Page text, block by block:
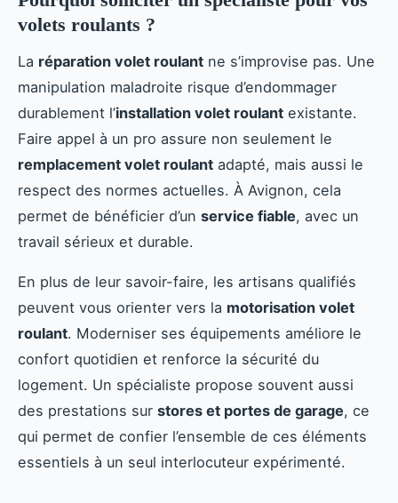
volets roulants ?
La réparation volet roulant ne s’improvise pas. Une
manipulation maladroite risque d’endommager
durablement l’installation volet roulant existante.
Faire appel à un pro assure non seulement le
remplacement volet roulant adapté, mais aussi le
respect des normes actuelles. À Avignon, cela
permet de bénéficier d’un service fiable, avec un
travail sérieux et durable.
En plus de leur savoir-faire, les artisans qualifiés
peuvent vous orienter vers la motorisation volet
roulant. Moderniser ses équipements améliore le
confort quotidien et renforce la sécurité du
logement. Un spécialiste propose souvent aussi
des prestations sur stores et portes de garage, ce
qui permet de confier l’ensemble de ces éléments
essentiels à un seul interlocuteur expérimenté.